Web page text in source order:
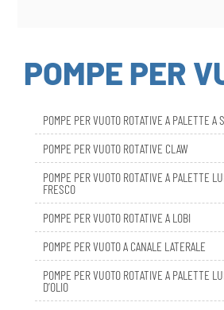
POMPE PER
POMPE PER VUOTO ROTATIVE CLAW
POMPE PER VUOTO ROTATIVE A PALETTE
FRESCO
POMPE PER VUOTO ROTATIVE A LOBI
POMPE PER VUOTO A CANALE LATERALE
POMPE PER VUOTO ROTATIVE A PALETTE
D’OLIO
DBL SMART